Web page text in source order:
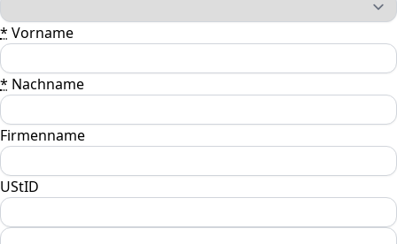
* Vorname
* Nachname
Firmenname
UStID